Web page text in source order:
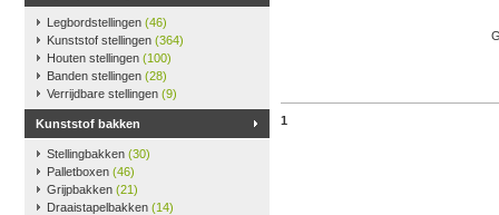
Legbordstellingen (46)
Kunststof stellingen (364)
Houten stellingen (100)
Banden stellingen (28)
Verrijdbare stellingen (9)
Kunststof bakken
Stellingbakken (30)
Palletboxen (46)
Grijpbakken (21)
Draaistapelbakken (14)
1